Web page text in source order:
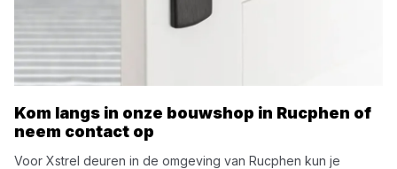
Kom langs in onze bouwshop in Rucphen of
neem contact op
Voor Xstrel deuren in de omgeving van Rucphen kun je